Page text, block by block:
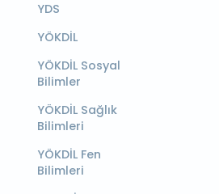
YDS
YÖKDİL
YÖKDİL Sosyal
Bilimler
YÖKDİL Sağlık
Bilimleri
YÖKDİL Fen
Bilimleri